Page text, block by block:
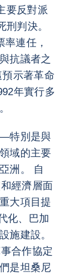
要反對派
判決。
連任，
抗議者之
示著革命
年實行多
特別是與
域的主要
洲。 自
經濟層面
大項目提
化、巴加
施建設。
合作協定
是坦桑尼